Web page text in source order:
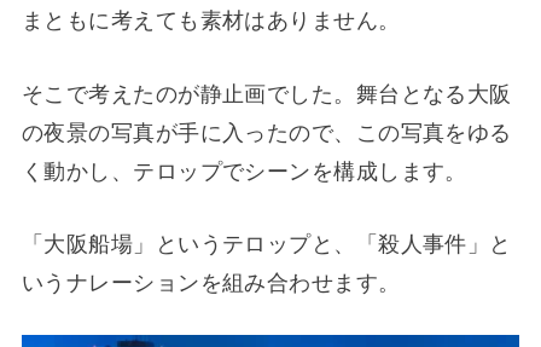
まともに考えても素材はありません。
そこで考えたのが静止画でした。舞台となる大阪
の夜景の写真が手に入ったので、この写真をゆる
く動かし、テロップでシーンを構成します。
「大阪船場」というテロップと、「殺人事件」と
いうナレーションを組み合わせます。